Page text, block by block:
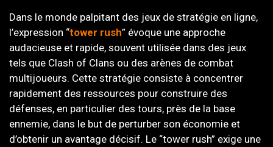
Dans le monde palpitant des jeux de stratégie en ligne,
l’expression “tower rush” évoque une approche
audacieuse et rapide, souvent utilisée dans des jeux
tels que Clash of Clans ou des arènes de combat
multijoueurs. Cette stratégie consiste à concentrer
rapidement des ressources pour construire des
défenses, en particulier des tours, près de la base
ennemie, dans le but de perturber son économie et
d’obtenir un avantage décisif. Le “tower rush” exige une